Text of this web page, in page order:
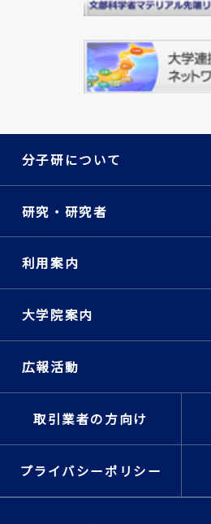
分子研について
研究・研究者
利用案内
大学院案内
広報活動
取引業者の方向け
プライバシーポリシー